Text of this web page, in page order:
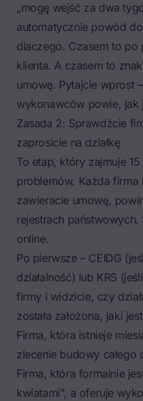
„mogę wejść za dwa
automatycznie powód
dlaczego. Czasem to po
klienta. A czasem to
umowę. Pytajcie wprost
wykonawców powie, jak
Zasada 2: Sprawdźcie
zaprosicie na działkę
To etap, który zajmuje
problemów. Każda firma
zawieracie umowę,
rejestrach państwowych.
online.
Po pierwsze – CEIDG
działalność) lub KRS
firmy i widzicie, czy
została założona, jaki
Firma, która istnieje
zlecenie budowy
Firma, która formalnie
kwiatami", a oferuje